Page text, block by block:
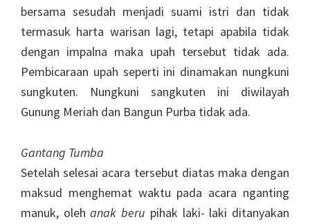
bersama sesudah menjadi suami istri dan tidak
termasuk harta warisan lagi, tetapi apabila tidak
dengan impalna maka upah tersebut tidak ada.
Pembicaraan upah seperti ini dinamakan nungkuni
sungkuten. Nungkuni sangkuten ini diwilayah
Gunung Meriah dan Bangun Purba tidak ada.
Gantang Tumba
Setelah selesai acara tersebut diatas maka dengan
maksud menghemat waktu pada acara nganting
manuk, olehanak beru pihak laki- laki ditanyakan